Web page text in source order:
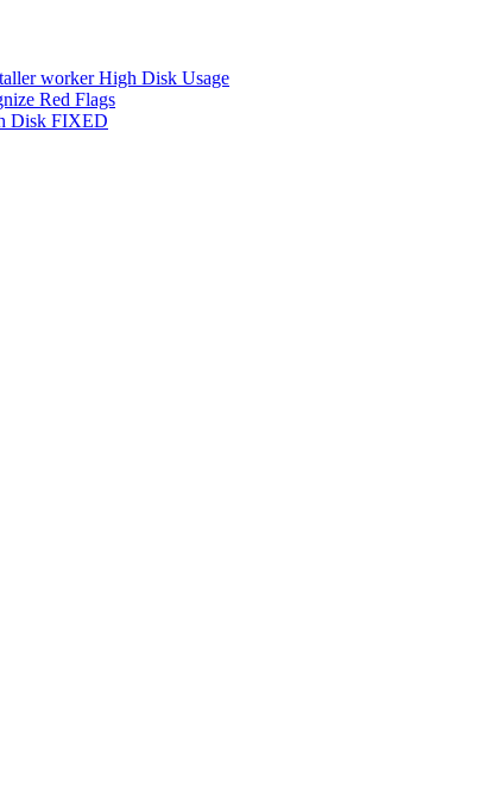
worker High Disk Usage
Red Flags
Disk FIXED